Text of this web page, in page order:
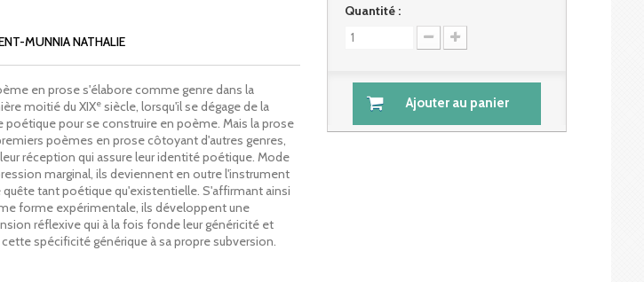
MUNNIA NATHALIE
en prose s'élabore comme genre dans la
moitié du XIXe siècle, lorsqu'il se dégage de la
poétique pour se construire en poème. Mais la prose
poèmes en prose côtoyant d'autres genres,
réception qui assure leur identité poétique. Mode
marginal, ils deviennent en outre l'instrument
quête tant poétique qu'existentielle. S'affirmant ainsi
forme expérimentale, ils développent une
réflexive qui à la fois fonde leur généricité et
spécificité générique à sa propre subversion.
Quantité :
Ajouter au panier